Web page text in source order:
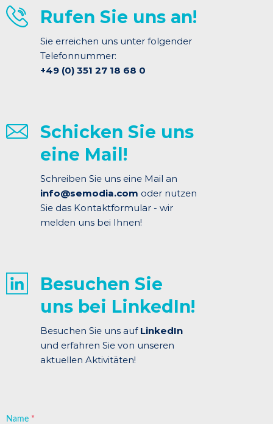
Rufen Sie uns an!
Sie erreichen uns unter folgender
+49 (0) 351 27 18 68 0
Schicken Sie uns
eine Mail!
Schreiben Sie uns eine Mail an
info@semodia.com oder nutzen
Sie das Kontaktformular - wir
melden uns bei Ihnen!
Besuchen Sie
uns bei LinkedIn!
Besuchen Sie uns auf LinkedIn
und erfahren Sie von unseren
aktuellen Aktivitäten!
Name *